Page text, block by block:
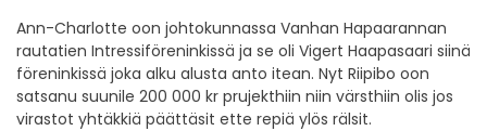
Ann-Charlotte oon johtokunnassa Vanhan Hapaarannan
rautatien Intressiföreninkissä ja se oli Vigert Haapasaari siinä
föreninkissä joka alku alusta anto itean. Nyt Riipibo oon
satsanu suunile 200 000 kr prujekthiin niin värsthiin olis jos
virastot yhtäkkiä päättäsit ette repiä ylös rälsit.